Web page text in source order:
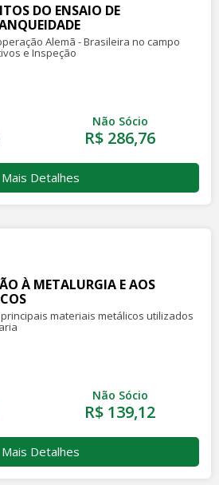
DO ENSAIO DE
Alemã - Brasileira no campo
e Inspeção
Não Sócio
R$ 286,76
Mais Detalhes
À METALURGIA E AOS
materiais metálicos utilizados
Não Sócio
R$ 139,12
Mais Detalhes